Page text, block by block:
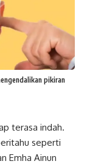
pikiran
terasa indah.
seperti
Emha Ainun